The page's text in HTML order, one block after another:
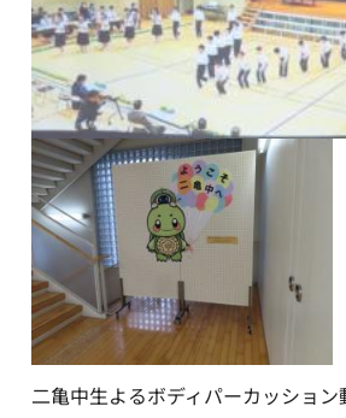
二亀中生よるボディパーカッショ